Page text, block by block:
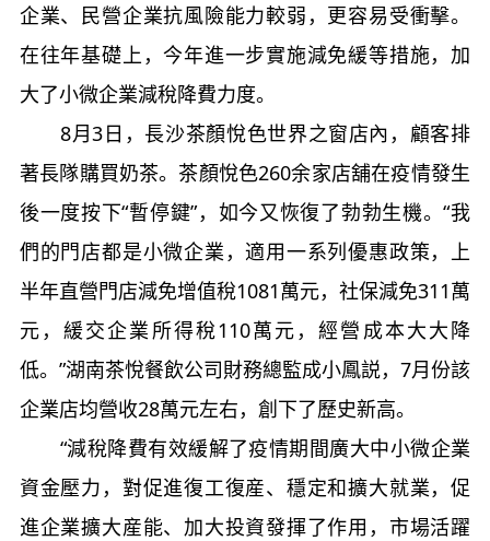
企業、民營企業抗風險能力較弱，更容易受衝擊。
在往年基礎上，今年進一步實施減免緩等措施，加
大了小微企業減稅降費力度。
8月3日，長沙茶顏悅色世界之窗店內，顧客排
著長隊購買奶茶。茶顏悅色260余家店舖在疫情發生
後一度按下“暫停鍵”，如今又恢復了勃勃生機。“我
們的門店都是小微企業，適用一系列優惠政策，上
半年直營門店減免增值稅1081萬元，社保減免311萬
元，緩交企業所得稅110萬元，經營成本大大降
低。”湖南茶悅餐飲公司財務總監成小鳳説，7月份該
企業店均營收28萬元左右，創下了歷史新高。
“減稅降費有效緩解了疫情期間廣大中小微企業
資金壓力，對促進復工復産、穩定和擴大就業，促
進企業擴大産能、加大投資發揮了作用，市場活躍